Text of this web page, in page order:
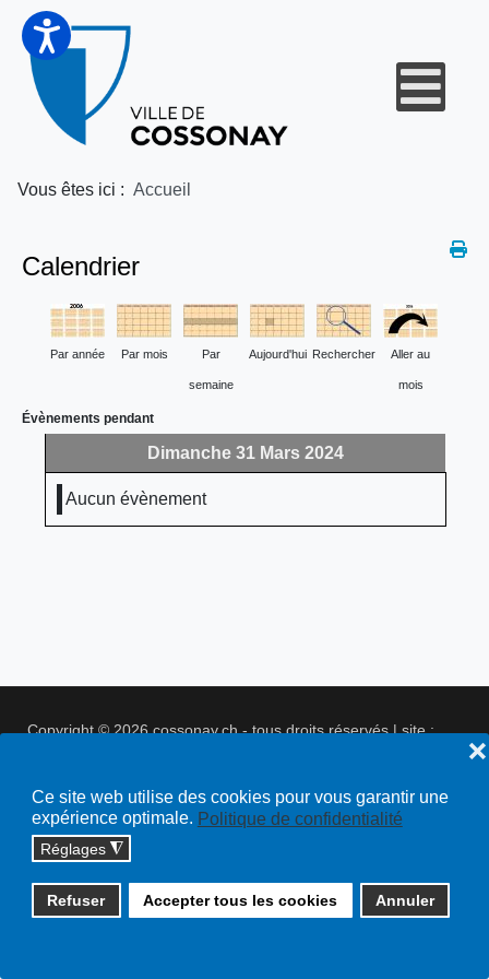
Ce site web utilise des cookies pour vous garantir une
expérience optimale. Politique de confidentialité
Réglages ◮
Refuser Accepter tous les cookies Annuler
❌
Vous êtes ici : Accueil
Calendrier
Par année Par mois Par
semaine
Aujourd'hui Rechercher Aller au
mois
Évènements pendant
Dimanche 31 Mars 2024
Aucun évènement
Copyright © 2026 cossonay.ch - tous droits réservés | site :
Plan du site